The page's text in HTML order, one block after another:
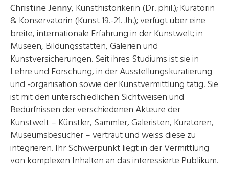
Christine Jenny, Kunsthistorikerin (Dr. phil.); Kuratorin
& Konservatorin (Kunst 19.-21. Jh.); verfügt über eine
breite, internationale Erfahrung in der Kunstwelt; in
Museen, Bildungsstätten, Galerien und
Kunstversicherungen. Seit ihres Studiums ist sie in
Lehre und Forschung, in der Ausstellungskuratierung
und -organisation sowie der Kunstvermittlung tätig. Sie
ist mit den unterschiedlichen Sichtweisen und
Bedürfnissen der verschiedenen Akteure der
Kunstwelt – Künstler, Sammler, Galeristen, Kuratoren,
Museumsbesucher – vertraut und weiss diese zu
integrieren. Ihr Schwerpunkt liegt in der Vermittlung
von komplexen Inhalten an das interessierte Publikum.